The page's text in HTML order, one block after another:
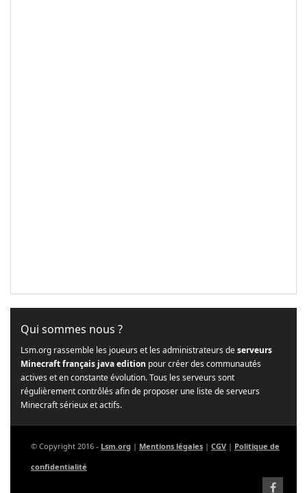
Qui sommes nous ?
Lsm.org rassemble les joueurs et les administrateurs deserveurs
Minecraft français java edition pour créer des communautés
actives et en constante évolution. Tous les serveurs sont
régulièrement contrôlés afin de proposer une liste de serveurs
Minecraft sérieux et actifs.
© Copyright 2016 - Lsm.org | Mentions légales | CGV | Politique de
confidentialité